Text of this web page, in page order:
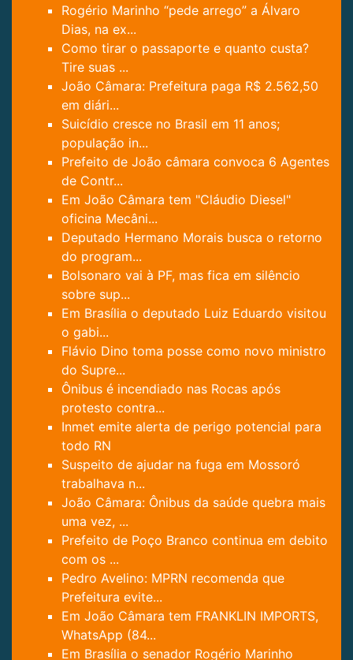
Rogério Marinho “pede arrego” a Álvaro
Dias, na ex...
Como tirar o passaporte e quanto custa?
Tire suas ...
João Câmara: Prefeitura paga R$ 2.562,50
em diári...
Suicídio cresce no Brasil em 11 anos;
população in...
Prefeito de João câmara convoca 6 Agentes
de Contr...
Em João Câmara tem "Cláudio Diesel"
oficina Mecâni...
Deputado Hermano Morais busca o retorno
do program...
Bolsonaro vai à PF, mas fica em silêncio
sobre sup...
Em Brasília o deputado Luiz Eduardo visitou
o gabi...
Flávio Dino toma posse como novo ministro
do Supre...
Ônibus é incendiado nas Rocas após
protesto contra...
Inmet emite alerta de perigo potencial para
todo RN
Suspeito de ajudar na fuga em Mossoró
trabalhava n...
João Câmara: Ônibus da saúde quebra mais
uma vez, ...
Prefeito de Poço Branco continua em debito
com os ...
Pedro Avelino: MPRN recomenda que
Prefeitura evite...
Em João Câmara tem FRANKLIN IMPORTS,
WhatsApp (84...
Em Brasília o senador Rogério Marinho